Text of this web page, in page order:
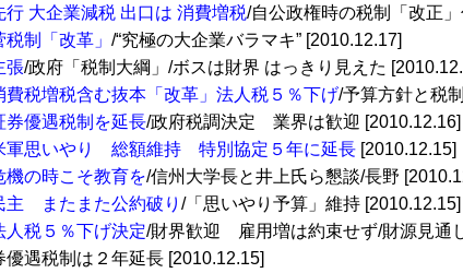
行 大企業減税 出口は 消費増税/自公政権時の税制「改正
税制「改革」 /“究極の大企業バラマキ” [2010.12.17]
張/政府「税制大綱」/ボスは財界 はっきり見えた
費税増税含む抜本「改革」法人税５％下げ/予算方針と税
券優遇税制を延長/政府税調決定 業界は歓迎 [2010.12.16]
軍思いやり 総額維持 特別協定５年に延長 [2010.12.15]
機の時こそ教育を/信州大学長と井上氏ら懇談/長野
主 またまた公約破り /「思いやり予算」維持 [2010.12.15]
人税５％下げ決定/財界歓迎 雇用増は約束せず/財源見通
優遇税制は２年延長 [2010.12.15]